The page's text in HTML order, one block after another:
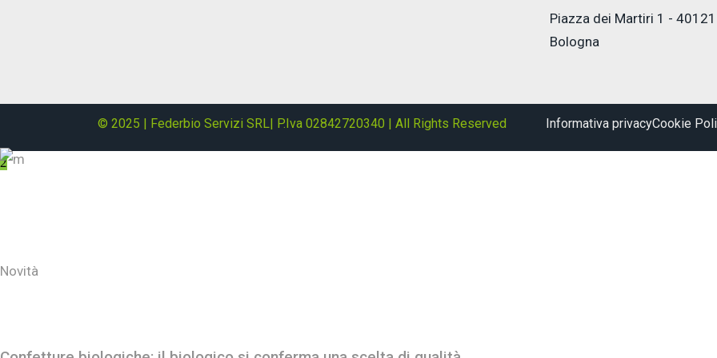
Piazza dei Martiri 1 - 40121
Bologna
© 2025 | Federbio Servizi SRL| P.Iva 02842720340 | All Rights Reserved Informativa privacyCookie
Novità